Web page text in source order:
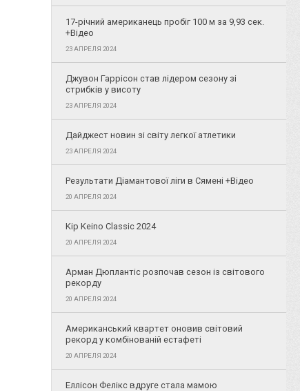
17-річний американець пробіг 100 м за 9,93 сек.
+Відео
23 АПРЕЛЯ 2024
Джувон Гаррісон став лідером сезону зі
стрибків у висоту
23 АПРЕЛЯ 2024
Дайджест новин зі світу легкої атлетики
23 АПРЕЛЯ 2024
Результати Діамантової ліги в Сямені +Відео
20 АПРЕЛЯ 2024
Kip Keino Classic 2024
20 АПРЕЛЯ 2024
Арман Дюплантіс розпочав сезон із світового
рекорду
20 АПРЕЛЯ 2024
Американський квартет оновив світовий
рекорд у комбінованій естафеті
20 АПРЕЛЯ 2024
Еллісон Фелікс вдруге стала мамою